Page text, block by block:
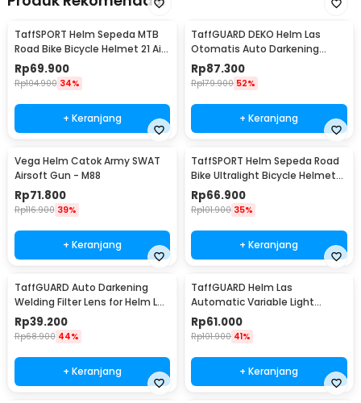
TaffSPORT Helm Sepeda MTB
Road Bike Bicycle Helmet 21 Air
Vent - X10
Rp69.900
Rp104.900 34%
+ Keranjang
TaffGUARD DEKO Helm Las
Otomatis Auto Darkening
Welding Helmet - HW24
Rp87.300
Rp179.900 52%
+ Keranjang
Vega Helm Catok Army SWAT
Airsoft Gun - M88
Rp71.800
Rp116.900 39%
+ Keranjang
TaffSPORT Helm Sepeda Road
Bike Ultralight Bicycle Helmet
18 Air Vent - X40
Rp66.900
Rp101.900 35%
+ Keranjang
TaffGUARD Auto Darkening
Welding Filter Lens for Helm Las
- TX500CF
Rp39.200
Rp68.900 44%
+ Keranjang
TaffGUARD Helm Las
Automatic Variable Light
Welding Mask Cap Shield -
HJ30
Rp61.000
Rp101.900 41%
+ Keranjang